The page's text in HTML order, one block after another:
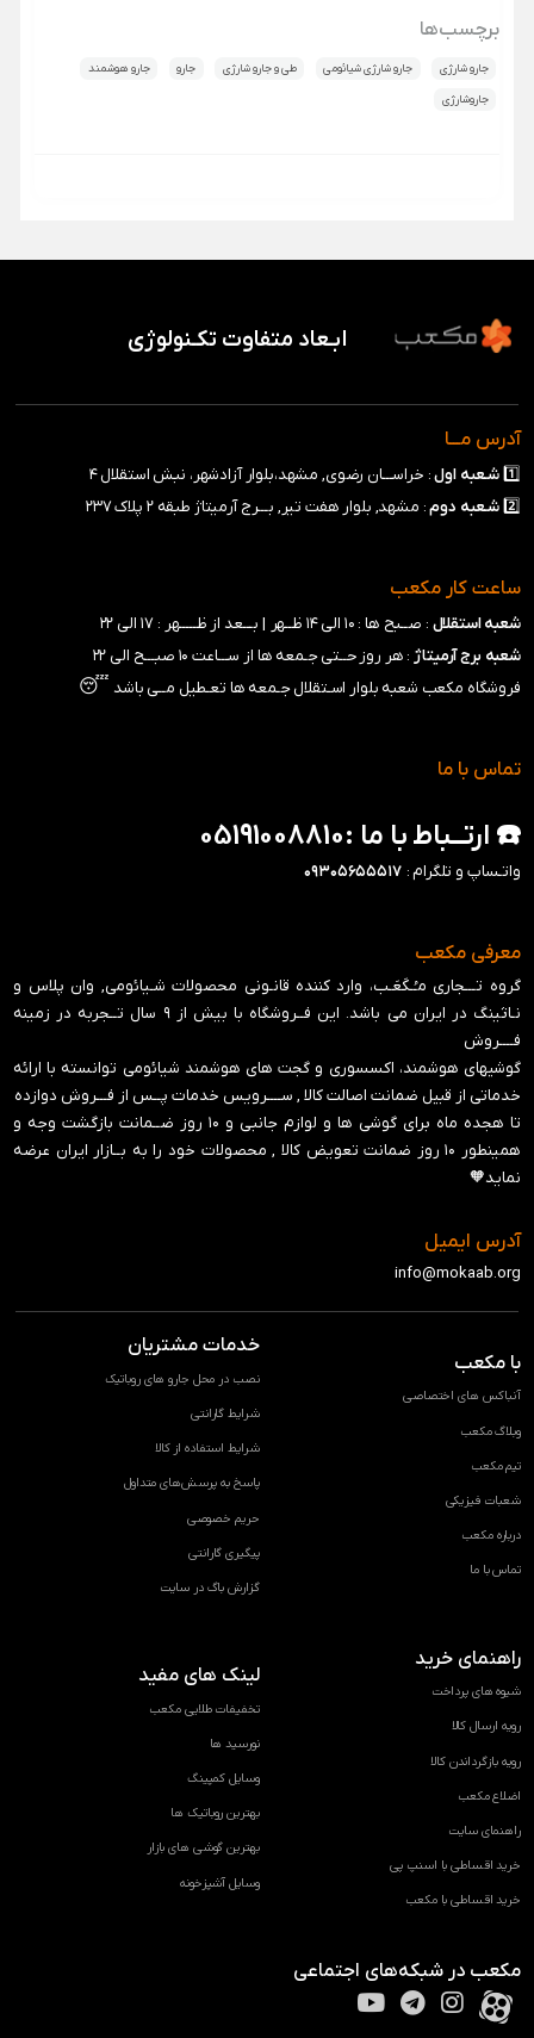
برچسب‌ها
جارو شارژی جارو شارژی شیائومی طی و جارو شارژی جارو
جارو هوشمند
جاروشارژی
ابـعاد متفاوت تکـنولوژی
آدرس مـــا
1️⃣ شـعبه اول: خراســـان رضوی, مشهد،بلوار آزادشهر، نبش استقلال ۴
2️⃣ شـعبه دوم: مشهد, بلوار هفت تیر, بـــرج آرمیتاژ طبقه ۲ پلاک ۲۳۷
ساعت کار مکعب
شعبه استقلال : صــبح ها : ۱۰ الی ۱۴ ظــهر |
بـــعد از ظـــــهر : ۱۷ الی ۲۲
شعبه برج آرمیتاژ : هر روز حــتی جـمعه ها از ســـاعت ۱۰ صبـــح الی ۲۲
فروشگاه مکعب شعبه بلوار اسـتقلال جـمعه ها تعـطیل مــی باشد
😴
تماس با ما
☎️ ارتــباط با ما :05191008810
واتـساپ و تلگرام : ۰۹۳۰۵۶۵۵۵۱۷
معرفی مکعب
گروه تـــجاری مـُـکَعَـب، وارد کننده قانـونی محصولات شـیائومی, وان پلاس و
نـاثینگ در ایران می باشد. این فــروشگاه با بیش از ۹ سال تــجربه در زمینه
فــــروش
گوشیهای هوشمند، اکسسوری و گجت های هوشمند شیائومی توانسته با ارائه
خدماتی از قبیل ضمانت اصالت کالا , ســــرویس خدمات پــس از فـــروش دوازده
تا هجده ماه برای گوشی ها و لوازم جانبی و ‍۱۰ روز ضــمانت بازگشت وجه و
همینطور ۱۰ روز ضمانت تعویض کالا , محصولات خود را به بــازار ایران عرضه
نماید🧡
آدرس ایمیل
info@mokaab.org
با مکعب
آنباکس های اختصاصی
وبلاگ مکعب
تیم مکعب
شعبات فیزیکی
درباره مکعب
تماس با ما
خدمات مشتریان
نصب در محل جارو های روباتیک
شرایط گارانتی
شرایط استفاده از کالا
پاسخ به پرسش‌های متداول
حریم خصوصی
پیگیری گارانتی
گزارش باگ در سایت
راهنمای خرید
شیوه های پرداخت
رویه ارسال کالا
رویه بازگرداندن کالا
اضلاع مکعب
راهنمای سایت
خرید اقساطی با اسنپ پی
خرید اقساطی با مکعب
لینک های مفید
تخفیفات طلایی مکعب
نورسید ها
وسایل کمپینگ
بهترین روباتیک ها
بهترین گوشی های بازار
وسایل آشپزخونه
مکعب در شبکه‌های اجتماعی